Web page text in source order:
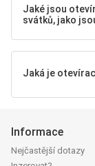
Jaké jsou
svátků, jako
Jaká je
Informace
Nejčastější dotazy